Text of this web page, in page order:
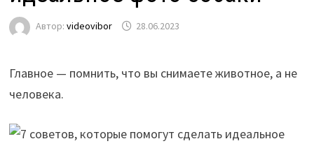
Автор: videovibor 28.06.2023
Главное — помнить, что вы снимаете животное, а не
человека.